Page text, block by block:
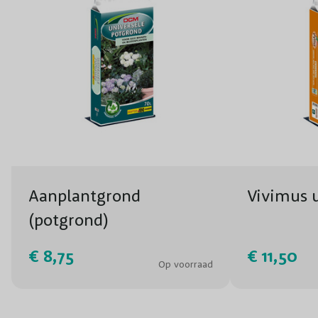
na de bloeiperiode zijn de zaaddozen van de plant te
Aanplantgrond
(potgrond)
€ 8,75
Op voorraad
Vivimus
€ 11,50